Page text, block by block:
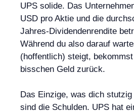
UPS solide. Das
USD pro Aktie und die
Jahres-Dividendenrendite
Während du also darauf
(hoffentlich) steigt,
bisschen Geld zurück.
Das Einzige, was dich
sind die Schulden. UPS hat